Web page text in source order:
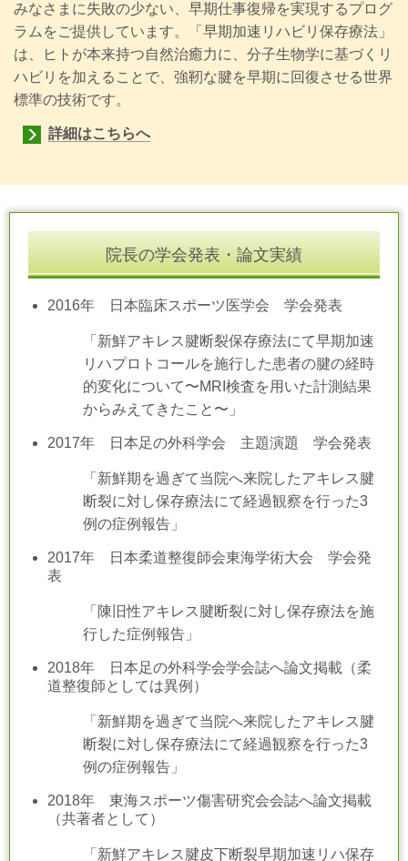
みなさまに失敗の少ない、早期仕事復帰を実現するプログ
ラムをご提供しています。「早期加速リハビリ保存療法」
は、ヒトが本来持つ自然治癒力に、分子生物学に基づくリ
ハビリを加えることで、強靭な腱を早期に回復させる世界
標準の技術です。
詳細はこちらへ
院長の学会発表・論文実績
2016年 日本臨床スポーツ医学会 学会発表
​「新鮮アキレス腱断裂保存療法にて早期加速
リハプロトコールを施行した患者の腱の経時
的変化について〜MRI検査を用いた計測結果
からみえてきたこと〜」
2017年 日本足の外科学会 主題演題 学会発表
「新鮮期を過ぎて当院へ来院したアキレス腱
断裂に対し保存療法にて経過観察を行った3
例の症例報告」
2017年 日本柔道整復師会東海学術大会 学会発
表
「陳旧性アキレス腱断裂に対し保存療法を施
行した症例報告」
2018年 日本足の外科学会学会誌へ論文掲載（柔
道整復師としては異例）
「新鮮期を過ぎて当院へ来院したアキレス腱
断裂に対し保存療法にて経過観察を行った3
例の症例報告」
2018年 東海スポーツ傷害研究会会誌へ論文掲載
（共著者として）
「新鮮アキレス腱皮下断裂早期加速リハ保存